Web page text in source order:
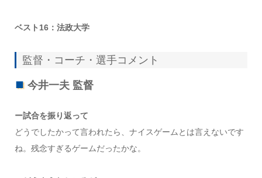
ベスト16：法政大学
監督・コーチ・選手コメント
今井一夫 監督
ー試合を振り返って
どうでしたかって言われたら、ナイスゲームとは言えないです
ね。残念すぎるゲームだったかな。